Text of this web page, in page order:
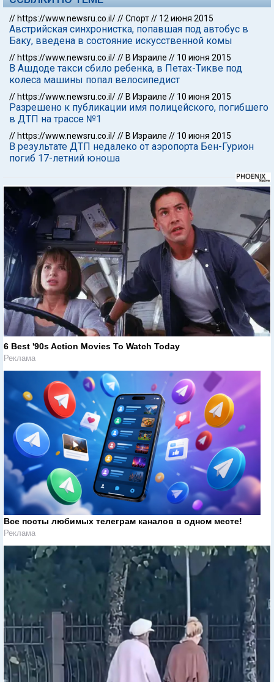
// https://www.newsru.co.il///Спорт// 12 июня 2015
Австрийская синхронистка, попавшая под автобус в
Баку, введена в состояние искусственной комы
// https://www.newsru.co.il/// В Израиле // 10 июня 2015
В Ашдоде такси сбило ребенка, в Петах-Тикве под
колеса машины попал велосипедист
// https://www.newsru.co.il/// В Израиле // 10 июня 2015
Разрешено к публикации имя полицейского, погибшего
в ДТП на трассе №1
// https://www.newsru.co.il/// В Израиле // 10 июня 2015
В результате ДТП недалеко от аэропорта Бен-Гурион
погиб 17-летний юноша
6 Best '90s Action Movies To Watch Today
Реклама
Все посты любимых телеграм каналов в одном месте!
Реклама